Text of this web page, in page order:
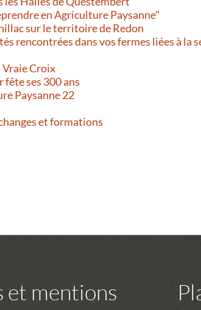
en Agriculture Paysanne"
sur le territoire de Redon
rencontrées dans vos fermes liées à la
Croix
fête ses 300 ans
Paysanne 22
et formations
et mentions